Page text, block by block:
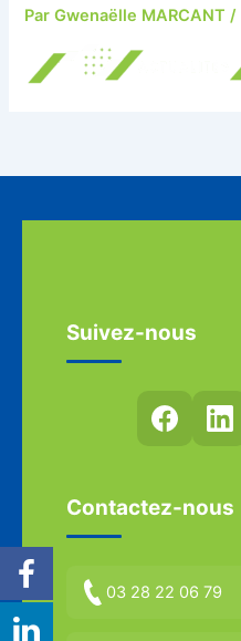
ParGwenaëlle MARCANT/
Suivez-nous
Contactez-nous
03 28 22 06 79